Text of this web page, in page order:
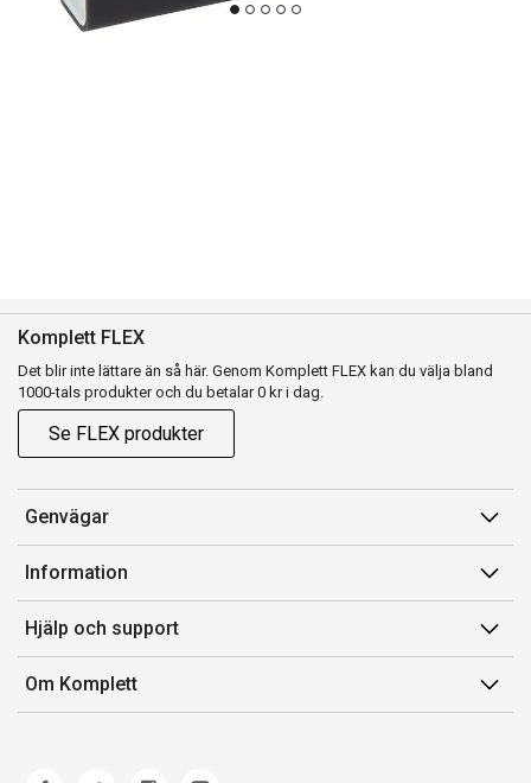
Komplett FLEX
Det blir inte lättare än så här. Genom Komplett FLEX kan du välja bland
1000-tals produkter och du betalar 0 kr i dag.
Se FLEX produkter
Genvägar
Konto
Orderhistorik
Presentkort
Komplett Club
Information
Försäljningsvillkor
Medlemsvillkor for Komplett Club
Lediga tjänster
Hjälp och support
Kontakta oss
Kundservice
Om Komplett